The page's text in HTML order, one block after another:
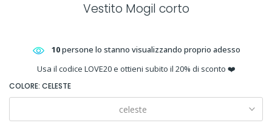
Vestito Mogil corto
10persone lo stanno visualizzando proprio adesso
Usa il codice LOVE20 e ottieni subito il 20% di sconto ❤️
COLORE: CELESTE
celeste